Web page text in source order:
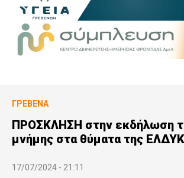
ΓΡΕΒΕΝΆ
ΠΡΟΣΚΛΗΣΗ στην εκδήλωση
μνήμης στα θύματα της
17/07/2024 - 21:11